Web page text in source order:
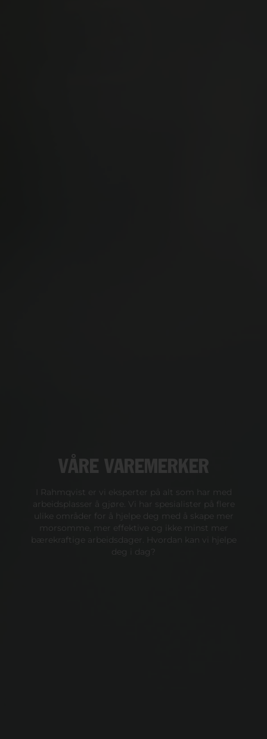
VÅRE VAREMERKER
I Rahmqvist er vi eksperter på alt som har med
arbeidsplasser å gjøre. Vi har spesialister på flere
ulike områder for å hjelpe deg med å skape mer
morsomme, mer effektive og ikke minst mer
bærekraftige arbeidsdager. Hvordan kan vi hjelpe
deg i dag?